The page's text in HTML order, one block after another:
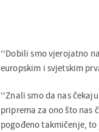
''Dobili smo vjerojatno
europskim i svjetskim
''Znali smo da nas
priprema za ono što nas
pogođeno takmičenje,